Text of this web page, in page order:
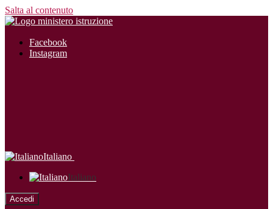
Salta al contenuto
Facebook
Instagram
Italiano
Italiano
Accedi